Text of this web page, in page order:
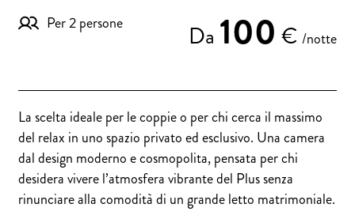
Per 2 persone Da 100 € /notte
La scelta ideale per le coppie o per chi cerca il massimo
del relax in uno spazio privato ed esclusivo. Una camera
dal design moderno e cosmopolita, pensata per chi
desidera vivere l’atmosfera vibrante del Plus senza
rinunciare alla comodità di un grande letto matrimoniale.